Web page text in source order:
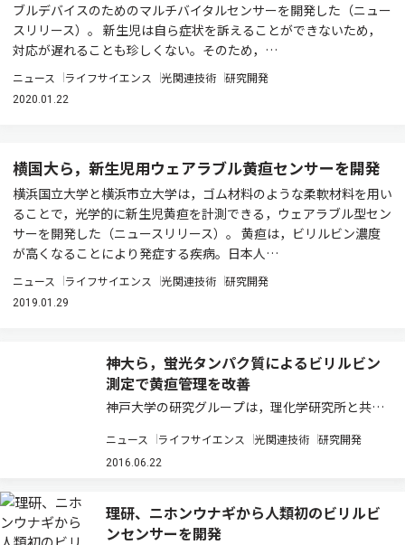
ブルデバイスのためのマルチバイタルセンサーを開発した（ニュー
スリリース）。 新生児は自ら症状を訴えることができないため，
対応が遅れることも珍しくない。そのため，…
ニュース ライフサイエンス 光関連技術 研究開発
2020.01.22
横国大ら，新生児用ウェアラブル黄疸センサーを開発
横浜国立大学と横浜市立大学は，ゴム材料のような柔軟材料を用い
ることで，光学的に新生児黄疸を計測できる，ウェアラブル型セン
サーを開発した（ニュースリリース）。 黄疸は，ビリルビン濃度
が高くなることにより発症する疾病。日本人…
ニュース ライフサイエンス 光関連技術 研究開発
2019.01.29
神大ら，蛍光タンパク質によるビリルビン
測定で黄疸管理を改善
神戸大学の研究グループは，理化学研究所と共同
リルビン測定が新生児黄疸の管理に応用できるこ
とを臨床的に証明した（ニュースリリース）。 日
ニュース ライフサイエンス 光関連技術 研究開発
2016.06.22
理研、ニホンウナギから人類初のビリルビ
ンセンサーを開発